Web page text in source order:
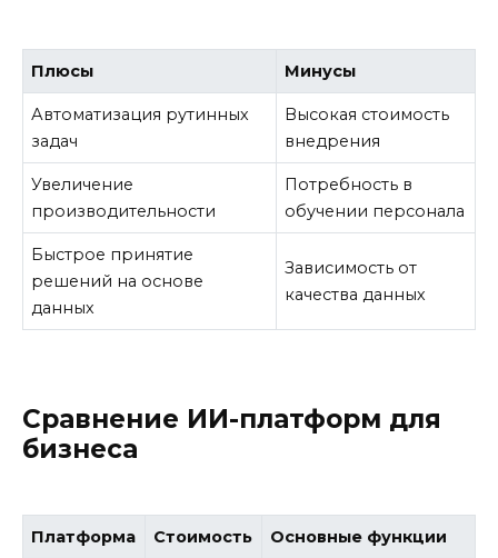
Плюсы Минусы
Автоматизация рутинных
задач
Высокая стоимость
внедрения
Увеличение
производительности
Потребность в
обучении персонала
Быстрое принятие
решений на основе
данных
Зависимость от
качества данных
Сравнение ИИ-платформ для
бизнеса
Платформа Стоимость Основные функции